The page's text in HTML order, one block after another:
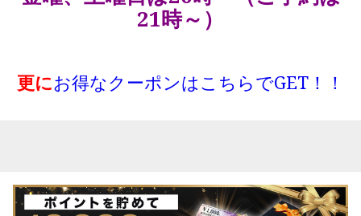
21時～）
更にお得なクーポンはこちらでGET！！